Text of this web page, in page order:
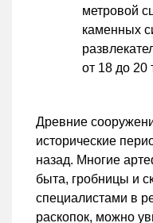
метровой
каменных
от 18 до 20
Древние
исторические
назад. Многие
быта, гробницы и
специалистами в
раскопок, можно